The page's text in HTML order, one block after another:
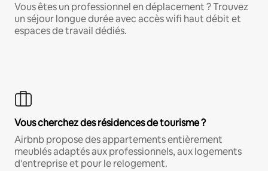
Vous êtes un professionnel en déplacement ? Trouvez
un séjour longue durée avec accès wifi haut débit et
espaces de travail dédiés.
Vous cherchez des résidences de tourisme ?
Airbnb propose des appartements entièrement
meublés adaptés aux professionnels, aux logements
d'entreprise et pour le relogement.